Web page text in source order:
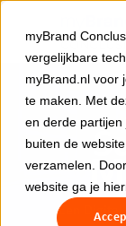
myBrand
vergelijkbare
myBrand.nl voor
te maken. Met
en derde
buiten de
verzamelen.
website ga je
naar
inhoud
Een Digital